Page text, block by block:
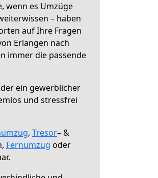
wenn es Umzüge
– haben
auf Ihre Fragen
Erlangen nach
immer die passende
ein gewerblicher
und stressfrei
, Tresor– &
Fernumzug oder